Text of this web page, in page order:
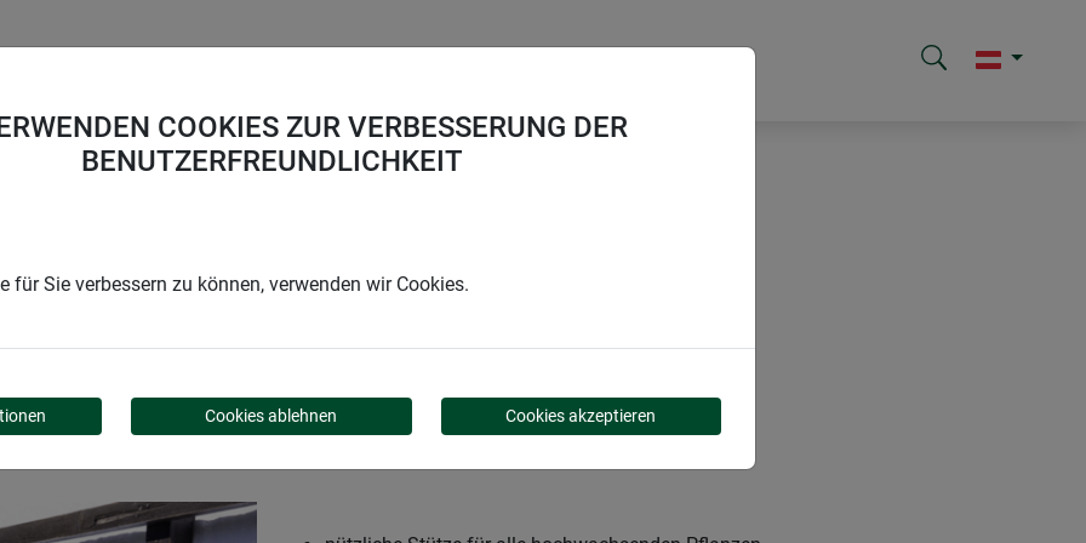
BRAUN
COOKIES ZUR VERBESSERUNG DER
BENUTZERFREUNDLICHKEIT
für Sie verbessern zu können, verwenden wir Cookies.
Cookies ablehnen Cookies akzeptieren